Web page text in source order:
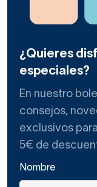
¿Quieres
especiales?
En nuestro
consejos,
exclusivos
5€ de
Nombre